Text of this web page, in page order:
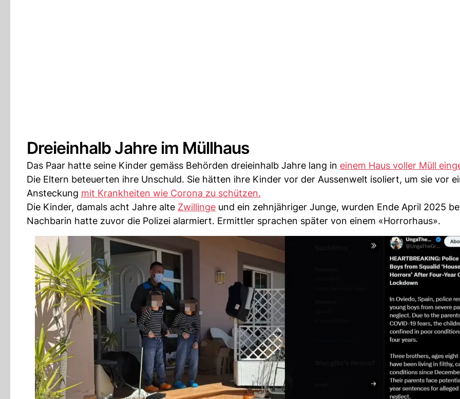
Dreieinhalb Jahre im Müllhaus
Das Paar hatte seine Kinder gemäss Behörden dreieinhalb Jahre lang in einem Haus voller Müll
Die Eltern beteuerten ihre Unschuld. Sie hätten ihre Kinder vor der Aussenwelt isoliert, um sie vor
Ansteckung mit Krankheiten wie Corona zu schützen.
Die Kinder, damals acht Jahre alte Zwillinge und ein zehnjähriger Junge, wurden Ende April 2025
Nachbarin hatte zuvor die Polizei alarmiert. Ermittler sprachen später von einem «Horrorhaus».